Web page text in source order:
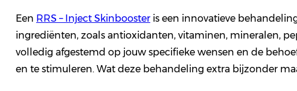
Een RRS – Inject Skinboosteris een innovatieve
ingrediënten, zoals antioxidanten, vitaminen, mineralen,
volledig afgestemd op jouw specifieke wensen en de
en te stimuleren. Wat deze behandeling extra bijzonder